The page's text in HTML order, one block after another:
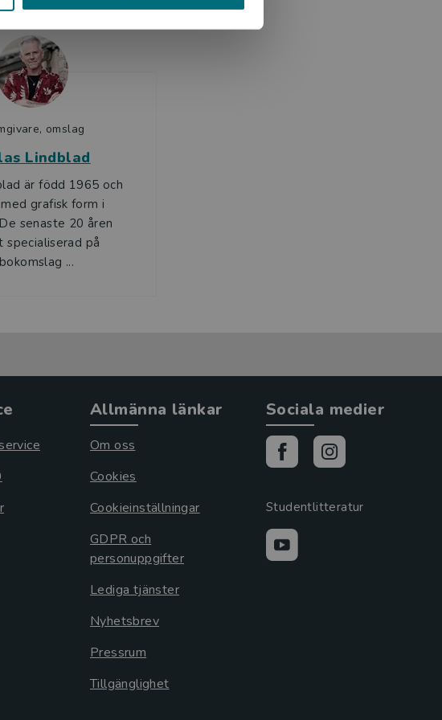
omslag
Lindblad
är född 1965 och
grafisk form i
senaste 20 åren
specialiserad på
...
Allmänna länkar
Om oss
Cookies
Cookieinställningar
GDPR och
personuppgifter
Lediga tjänster
Nyhetsbrev
Pressrum
Tillgänglighet
Sociala medier
Studentlitteratur